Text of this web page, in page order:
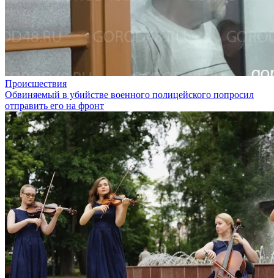
Происшествия
Обвиняемый в убийстве военного полицейского попросил
отправить его на фронт